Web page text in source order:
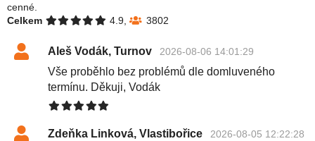
cenné.
Celkem
4.9, 3802
Aleš Vodák, Turnov 2026-08-06 14:01:29
Vše proběhlo bez problémů dle domluveného
termínu. Děkuji, Vodák
Zdeňka Linková, Vlastibořice 2026-08-05 12:22:28